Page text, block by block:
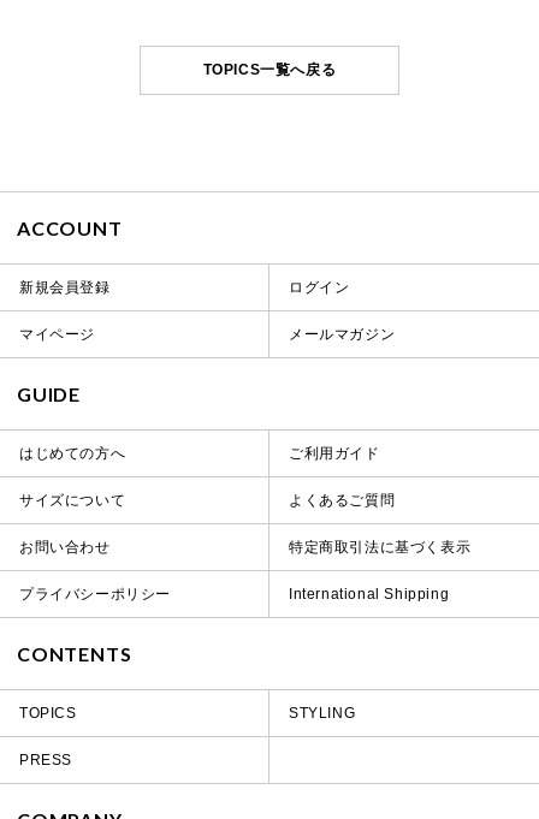
TOPICS一覧へ戻る
ACCOUNT
新規会員登録 ログイン
マイページ メールマガジン
GUIDE
はじめての方へ ご利用ガイド
サイズについて よくあるご質問
お問い合わせ 特定商取引法に基づく表示
プライバシーポリシー International Shipping
CONTENTS
TOPICS STYLING
PRESS